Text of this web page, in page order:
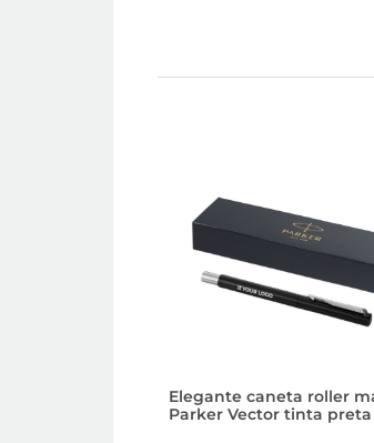
Elegante caneta roller
Parker Vector tinta preta